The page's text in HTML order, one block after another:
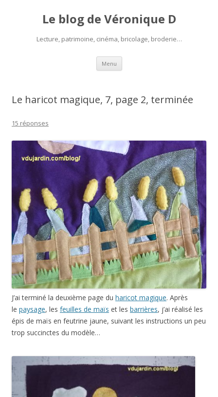
Le blog de Véronique D
Lecture, patrimoine, cinéma, bricolage, broderie…
Menu Aller
contenu
Le haricot magique, 7, page 2, terminée
15 réponses
J’ai terminé la deuxième page du haricot magique. Après
le paysage, les feuilles de maïs et les barrières, j’ai réalisé les
épis de maïs en feutrine jaune, suivant les instructions un peu
trop succinctes du modèle…